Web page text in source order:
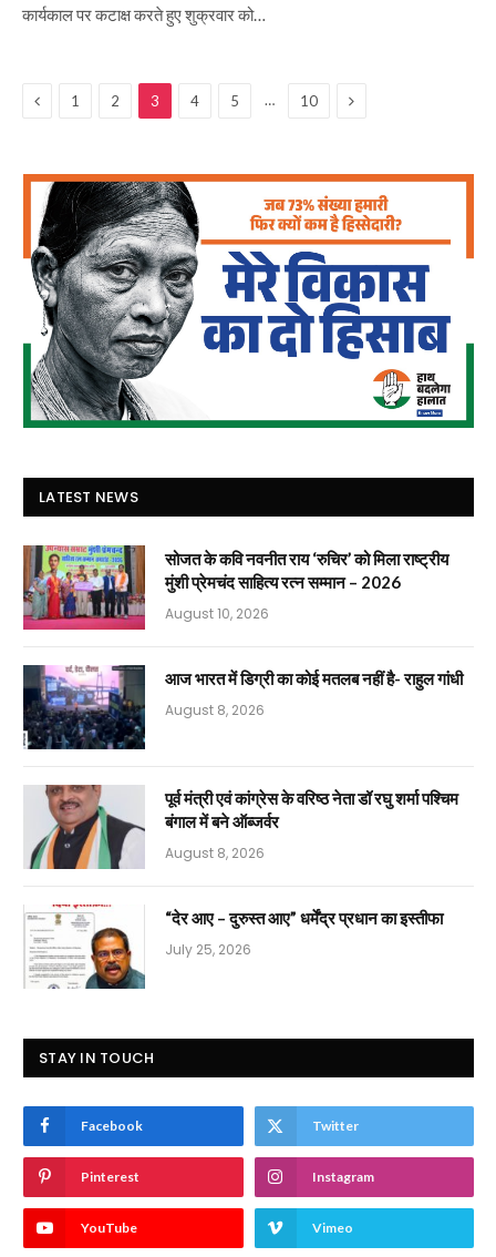
कार्यकाल पर कटाक्ष करते हुए शुक्रवार को…
Previous
1 2 3 4 5 … 10 Next
LATEST NEWS
सोजत के कवि नवनीत राय ‘रुचिर’ को मिला राष्ट्रीय
मुंशी प्रेमचंद साहित्य रत्न सम्मान – 2026
August 10, 2026
आज भारत में डिग्री का कोई मतलब नहीं है- राहुल गांधी
August 8, 2026
पूर्व मंत्री एवं कांग्रेस के वरिष्ठ नेता डॉ रघु शर्मा पश्चिम
बंगाल में बने ऑब्जर्वर
August 8, 2026
“देर आए – दुरुस्त आए” धर्मेंद्र प्रधान का इस्तीफा
July 25, 2026
STAY IN TOUCH
Facebook Twitter
Pinterest Instagram
YouTube Vimeo